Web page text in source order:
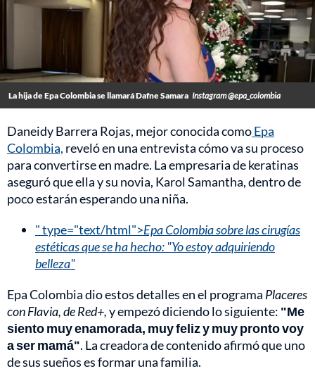
La hija de Epa Colombia se llamará Dafne Samara Instagram @epa_colombia
Daneidy Barrera Rojas, mejor conocida comoEpa
Colombia, reveló en una entrevista cómo va su proceso
para convertirse en madre. La empresaria de keratinas
aseguró que ella y su novia, Karol Samantha, dentro de
poco estarán esperando una niña.
" type="text/html">Epa Colombia sobre las cirugías
estéticas que se ha hecho: "Yo estoy adquiriendo
belleza"
Epa Colombia dio estos detalles en el programa Placeres
con Flavia, de Red+,y empezó diciendo lo siguiente: "Me
siento muy enamorada, muy feliz y muy pronto voy
a ser mamá". La creadora de contenido afirmó que uno
de sus sueños es formar una familia.